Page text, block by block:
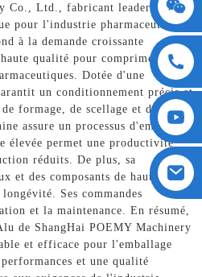
Co., Ltd., fabricant leader de
pour l'industrie pharmaceutique,
à la demande croissante
qualité pour comprimés,
Dotée d'une
un conditionnement précis et
formage, de scellage et de
assure un processus d'emballage
élevée permet une productivité
réduits. De plus, sa
et des composants de haute
Ses commandes
et la maintenance. En résumé,
de ShangHai POEMY Machinery
et efficace pour l'emballage
et une qualité